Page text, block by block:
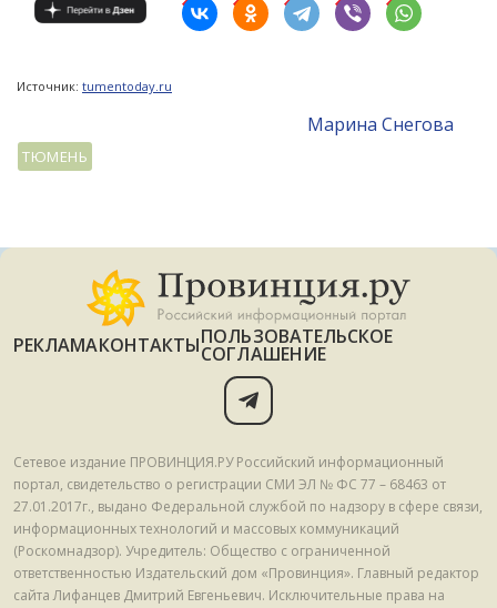
Источник: tumentoday.ru
Mарина Снегова
ТЮМЕНЬ
РЕКЛАМАКОНТАКТЫПОЛЬЗОВАТЕЛЬСКОЕ
СОГЛАШЕНИЕ
Сетевое издание ПРОВИНЦИЯ.РУ Российский информационный
портал, свидетельство о регистрации СМИ ЭЛ № ФС 77 – 68463 от
27.01.2017г., выдано Федеральной службой по надзору в сфере связи,
информационных технологий и массовых коммуникаций
(Роскомнадзор). Учредитель: Общество с ограниченной
ответственностью Издательский дом «Провинция». Главный редактор
сайта Лифанцев Дмитрий Евгеньевич. Исключительные права на